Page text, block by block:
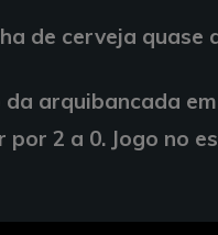
de cerveja quase
arquibancada
por 2 a 0. Jogo no